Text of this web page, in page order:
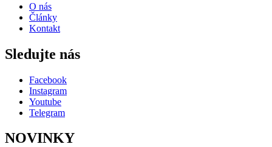
O nás
Články
Kontakt
Sledujte nás
Facebook
Instagram
Youtube
Telegram
NOVINKY